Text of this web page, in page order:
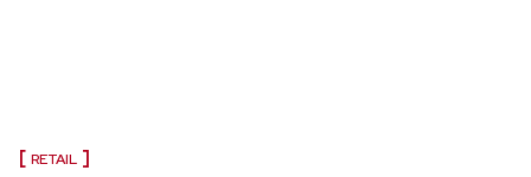
RETAIL